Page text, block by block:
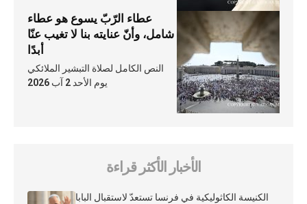
عطاء الرّبّ يسوع هو عطاء
شامل، وأنّ عنايته بنا لا تغيب عنّا
أبدًا
النص الكامل لصلاة التبشير الملائكي
يوم الأحد 2 آب 2026
الأخبار الأكثر قراءة
الكنيسة الكاثوليكية في فرنسا تستعدّ لاستقبال البابا